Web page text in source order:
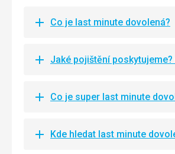
Co je last minute dovolená?
Jaké pojištění
Co je super last minute
Kde hledat last minute